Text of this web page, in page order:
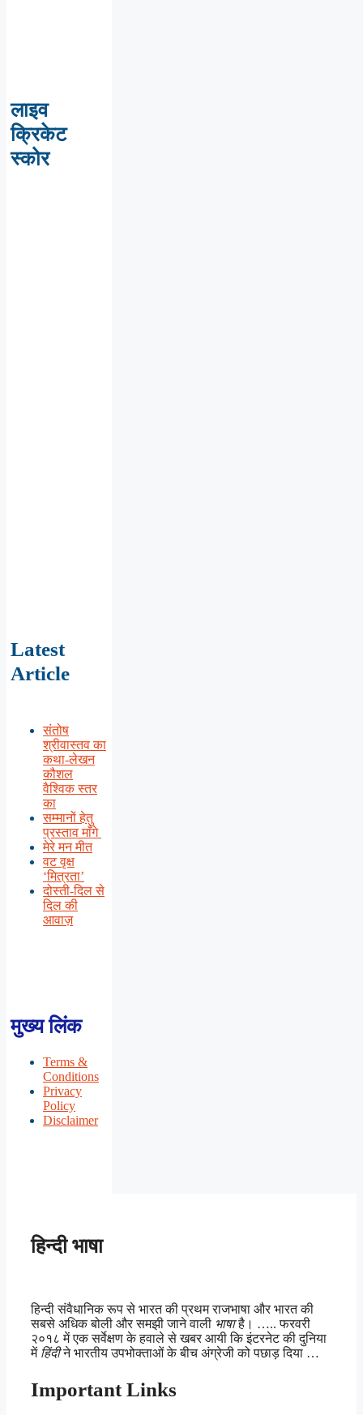
लाइव
क्रिकेट
स्कोर
Latest
Article
संतोष
श्रीवास्तव का
कथा-लेखन
कौशल
वैश्विक स्तर
का
सम्मानों हेतु
प्रस्ताव माँगे
मेरे मन मीत
वट वृक्ष
‘मित्रता’
दोस्ती-दिल से
दिल की
आवाज़
मुख्य लिंक
Terms &
Conditions
Privacy
Policy
Disclaimer
हिन्दी भाषा
हिन्दी संवैधानिक रूप से भारत की प्रथम राजभाषा और भारत की
सबसे अधिक बोली और समझी जाने वाली भाषाहै। ….. फरवरी
२०१८ में एक सर्वेक्षण के हवाले से खबर आयी कि इंटरनेट की दुनिया
में हिंदीने भारतीय उपभोक्ताओं के बीच अंग्रेजी को पछाड़ दिया …
Important Links